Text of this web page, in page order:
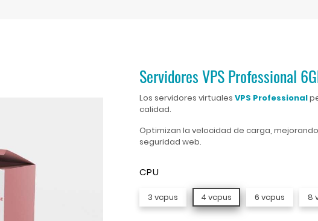
Servidores VPS Professional
Los servidores virtuales VPS Professional
calidad.
Optimizan la velocidad de carga,
seguridad web.
CPU
3 vcpus 4 vcpus 6 vcpus 8